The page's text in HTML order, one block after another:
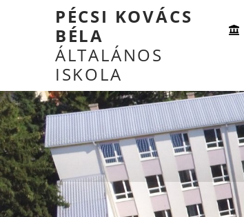
PÉCSI KOVÁCS
BÉLA
ÁLTALÁNOS
ISKOLA